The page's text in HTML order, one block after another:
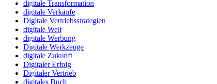
digitale Transformation
digitale Verkäufe
Digitale Vertriebsstrategien
digitale Welt
digitale Werbung
Digitale Werkzeuge
digitale Zukunft
Digitaler Erfolg
Digitaler Vertrieb
digitales Buch